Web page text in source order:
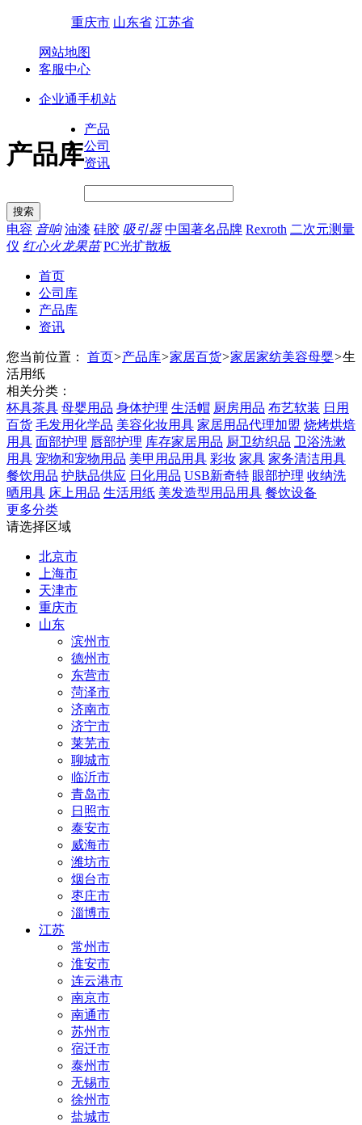
重庆市 山东省 江苏省
网站地图
客服中心
企业通手机站
产品库
产品
公司
资讯
电容 音响 油漆 硅胶 吸引器 中国著名品牌 Rexroth 二次元测量
仪 红心火龙果苗 PC光扩散板
首页
公司库
产品库
资讯
您当前位置： 首页>产品库>家居百货>家居家纺美容母婴>生
活用纸
相关分类：
杯具茶具 母婴用品 身体护理 生活帽 厨房用品 布艺软装 日用
百货 毛发用化学品 美容化妆用具 家居用品代理加盟 烧烤烘焙
用具 面部护理 唇部护理 库存家居用品 厨卫纺织品 卫浴洗漱
用具 宠物和宠物用品 美甲用品用具 彩妆 家具 家务清洁用具
餐饮用品 护肤品供应 日化用品 USB新奇特 眼部护理 收纳洗
晒用具 床上用品 生活用纸 美发造型用品用具 餐饮设备
更多分类
请选择区域
北京市
上海市
天津市
重庆市
山东
滨州市
德州市
东营市
菏泽市
济南市
济宁市
莱芜市
聊城市
临沂市
青岛市
日照市
泰安市
威海市
潍坊市
烟台市
枣庄市
淄博市
江苏
常州市
淮安市
连云港市
南京市
南通市
苏州市
宿迁市
泰州市
无锡市
徐州市
盐城市